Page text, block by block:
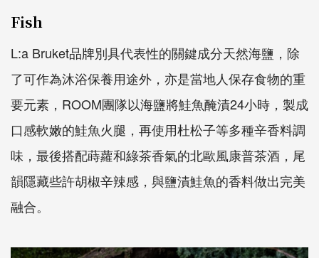
Fish
L:a Bruket品牌別具代表性的關鍵成分天然海鹽，除
了可作為沐浴保養用途外，亦是當地人保存食物的重
要元素，ROOM團隊以海鹽將鮭魚醃漬24小時，製成
口感軟嫩的鮭魚火腿，再使用杜松子等多種辛香料調
味，最後搭配蒔蘿和綠茶香氣的北歐風康普茶酒，尾
韻隱藏些許胡椒辛辣感，與鹽漬鮭魚的香料做出完美
融合。